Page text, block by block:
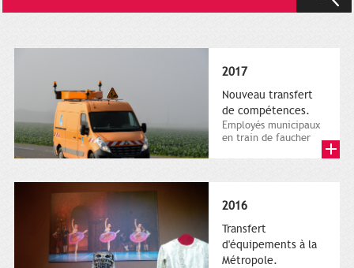
2017
Nouveau transfert
de compétences.
Employés municipaux
en train de faucher
2016
Transfert
d'équipements à la
Métropole.